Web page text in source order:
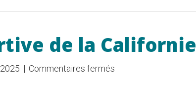
de la Californie
| Commentaires fermés